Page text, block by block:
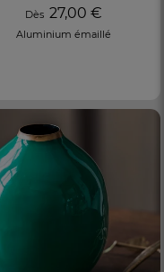
Dès 27,00 €
Aluminium émaillé